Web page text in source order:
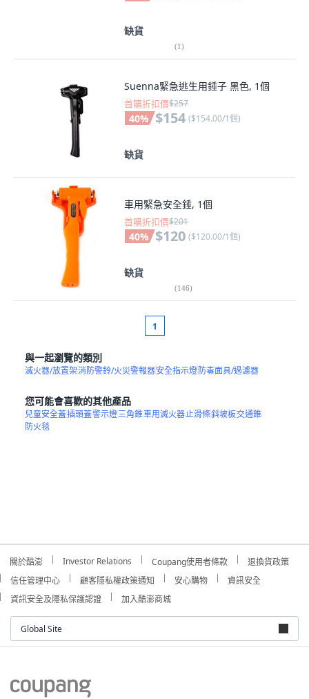
缺貨
(1)
Suenna緊急逃生用錘子 黑色, 1個
首購折扣價$257
40% $154 ($154.00/1個)
缺貨
車用緊急安全錘, 1個
首購折扣價$201
40% $120 ($120.00/1個)
缺貨
(146)
1
與一起瀏覽的類別
滅火器/放置架消防警鈴/火災警報器安全指示燈防毒面具/過濾器
您可能會喜歡的其他產品
兒童安全蓋插頭蓋警示燈三角錐車用滅火器止滑條斜坡板交通錐
防火毯
關於酷澎 Investor Relations Coupang使用者條款
退換貨政策
信任管理中心
顧客隱私權政策通知 安心購物
資訊安全
資訊安全及隱私保護認證
加入酷澎商城
Global Site